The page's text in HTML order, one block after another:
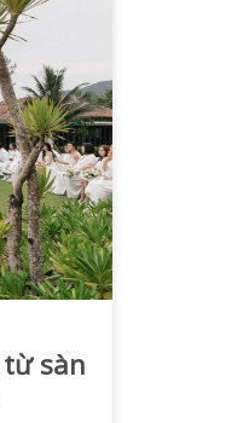
sàn